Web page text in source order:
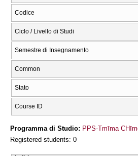
Codice
Ciclo / Livello di Studi
Semestre di Insegnamento
Common
Stato
Course ID
Programma di Studio: PPS-Tmīma
Registered students: 0